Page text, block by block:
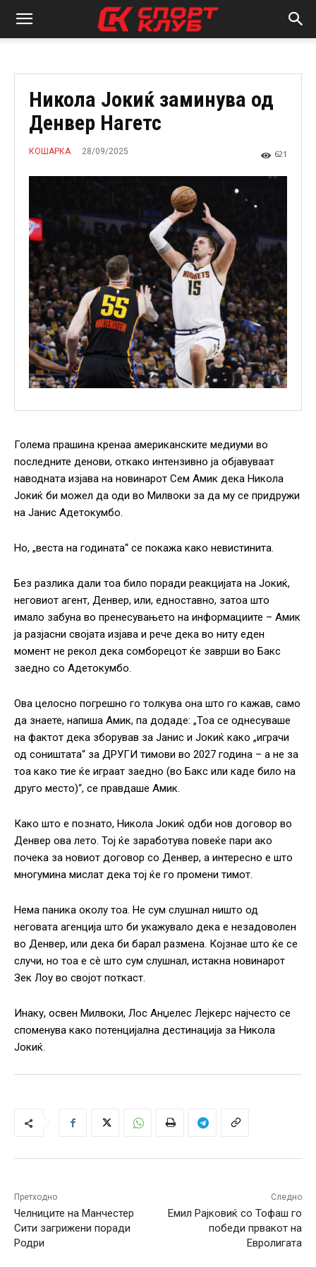
Никола Јокиќ заминува од
Денвер Нагетс
КОШАРКА 28/09/2025 621
Голема прашина кренаа американските медиуми во
последните денови, откако интензивно ја објавуваат
наводната изјава на новинарот Сем Амик дека Никола
Јокиќ би можел да оди во Милвоки за да му се придружи
на Јанис Адетокумбо.
Но, „веста на годината“ се покажа како невистинита.
Без разлика дали тоа било поради реакцијата на Јокиќ,
неговиот агент, Денвер, или, едноставно, затоа што
имало забуна во пренесувањето на информациите – Амик
ја разјасни својата изјава и рече дека во ниту еден
момент не рекол дека сомборецот ќе заврши во Бакс
заедно со Адетокумбо.
Ова целосно погрешно го толкува она што го кажав, само
да знаете, напиша Амик, па додаде: „Тоа се однесуваше
на фактот дека зборував за Јанис и Јокиќ како „играчи
од соништата“ за ДРУГИ тимови во 2027 година – а не за
тоа како тие ќе играат заедно (во Бакс или каде било на
друго место)“, се правдаше Амик.
Како што е познато, Никола Јокиќ одби нов договор во
Денвер ова лето. Тој ќе заработува повеќе пари ако
почека за новиот договор со Денвер, а интересно е што
многумина мислат дека тој ќе го промени тимот.
Нема паника околу тоа. Не сум слушнал ништо од
неговата агенција што би укажувало дека е незадоволен
во Денвер, или дека би барал размена. Којзнае што ќе се
случи, но тоа е сè што сум слушнал, истакна новинарот
Зек Лоу во својот поткаст.
Инаку, освен Милвоки, Лос Анџелес Лејкерс најчесто се
споменува како потенцијална дестинација за Никола
Јокиќ.
Претходно
Челниците на Манчестер
Сити загрижени поради
Родри
Следно
Емил Рајковиќ со Тофаш го
победи првакот на
Евролигата